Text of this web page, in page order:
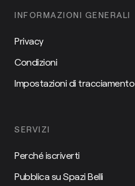
INFORMAZIONI GENERALI
Privacy
Condizioni
Impostazioni di tracciamento
SERVIZI
Perché iscriverti
Pubblica su Spazi Belli